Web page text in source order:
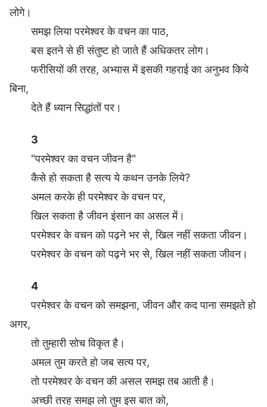
लोगे।
समझ लिया परमेश्वर के वचन का पाठ,
बस इतने से ही संतुष्ट हो जाते हैं अधिकतर लोग।
फरीसियों की तरह, अभ्यास में इसकी गहराई का अनुभव किये
बिना,
देते हैं ध्यान सिद्धांतों पर।
3
"परमेश्वर का वचन जीवन है"
कैसे हो सकता है सत्य ये कथन उनके लिये?
अमल करके ही परमेश्वर के वचन पर,
खिल सकता है जीवन इंसान का असल में।
परमेश्वर के वचन को पढ़ने भर से, खिल नहीं सकता जीवन।
परमेश्वर के वचन को पढ़ने भर से, खिल नहीं सकता जीवन।
4
परमेश्वर के वचन को समझना, जीवन और कद पाना समझते हो
अगर,
तो तुम्हारी सोच विकृत है।
अमल तुम करते हो जब सत्य पर,
तो परमेश्वर के वचन की असल समझ तब आती है।
अच्छी तरह समझ लो तुम इस बात को,